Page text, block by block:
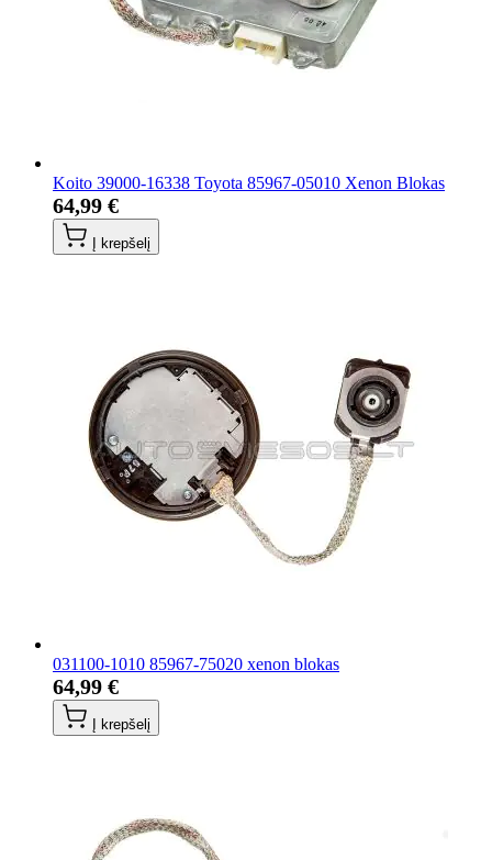
Koito 39000-16338 Toyota 85967-05010 Xenon Blokas
64,99 €
Į krepšelį
031100-1010 85967-75020 xenon blokas
64,99 €
Į krepšelį